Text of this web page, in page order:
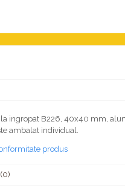
ingropat B226, 40x40 mm,
ambalat individual.
produs
(0)